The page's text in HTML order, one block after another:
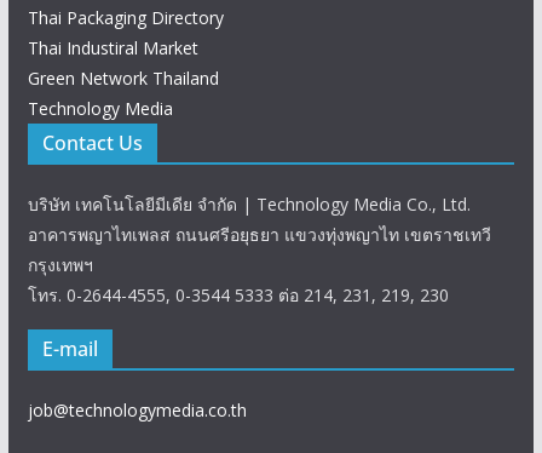
Thai Packaging Directory
Thai Industiral Market
Green Network Thailand
Technology Media
Contact Us
บริษัท เทคโนโลยีมีเดีย จำกัด | Technology Media Co., Ltd.
อาคารพญาไทเพลส ถนนศรีอยุธยา แขวงทุ่งพญาไท เขตราชเทวี
กรุงเทพฯ
โทร. 0-2644-4555, 0-3544 5333 ต่อ 214, 231, 219, 230
E-mail
job@technologymedia.co.th